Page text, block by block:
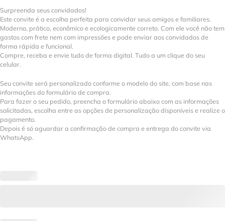
Surpreenda seus convidados!
Este convite é a escolha perfeita para convidar seus amigos e familiares.
Moderno, prático, econômico e ecologicamente correto. Com ele você não tem
gastos com frete nem com impressões e pode enviar aos convidados de
forma rápida e funcional.
Compre, receba e envie tudo de forma digital. Tudo a um clique do seu
celular.
Seu convite será personalizado conforme o modelo do site, com base nas
informações do formulário de compra.
Para fazer o seu pedido, preencha o formulário abaixo com as informações
solicitadas, escolha entre as opções de personalização disponíveis e realize o
pagamento.
Depois é só aguardar a confirmação de compra e entrega do convite via
WhatsApp.